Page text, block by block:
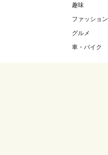
趣味
ファッション
グルメ
車・バイク